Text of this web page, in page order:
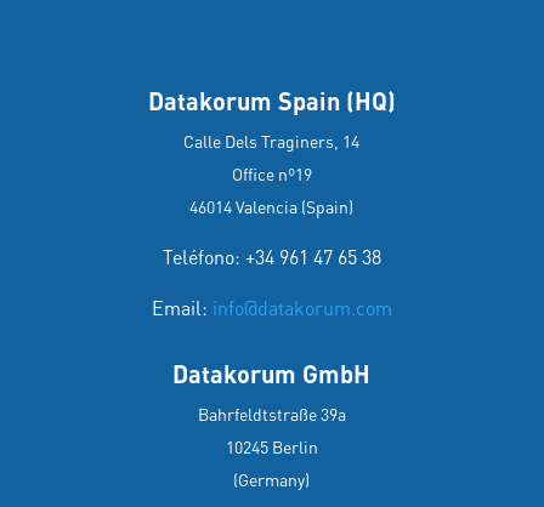
Datakorum Spain (HQ)
Calle Dels Traginers, 14
Office nº19
46014 Valencia (Spain)
Teléfono: +34 961 47 65 38
Email: info@datakorum.com
Datakorum GmbH
Bahrfeldtstraße 39a
10245 Berlin
(Germany)